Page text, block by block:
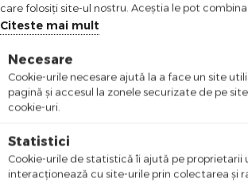
care folosiți site-ul nostru. Aceștia le pot
Citeste mai mult
Necesare
Cookie-urile necesare ajută la a face un site
pagină şi accesul la zonele securizate de pe
cookie-uri.
Statistici
Cookie-urile de statistică îi ajută pe
interacţionează cu site-urile prin colectarea şi